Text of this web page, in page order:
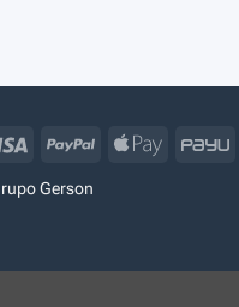
Gerson
Visa PayPal
Apple